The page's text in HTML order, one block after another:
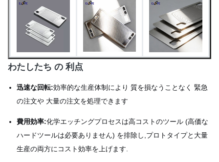
わたしたち の 利点
迅速な回転:効率的な生産体制により 質を損なうことなく 緊急
の注文や 大量の注文を処理できます
費用効率:化学エッチングプロセスは高コストのツール (高価な
ハードツールは必要ありません) を排除し,プロトタイプと大量
生産の両方にコスト効率を上げます.